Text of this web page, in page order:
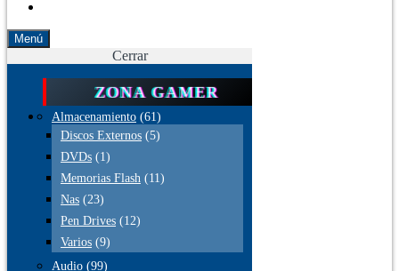
Menú
Cerrar
ZONA GAMER
Almacenamiento (61)
Discos Externos (5)
DVDs (1)
Memorias Flash (11)
Nas (23)
Pen Drives (12)
Varios (9)
Audio (99)